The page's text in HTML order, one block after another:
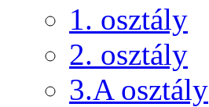
1. osztály
2. osztály
3.A osztály